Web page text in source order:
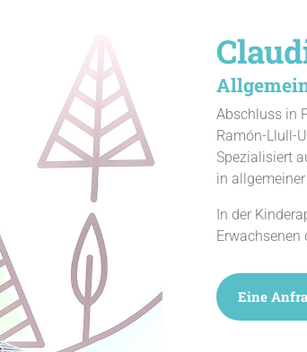
Abschluss in
Ramón-Llull-
Spezialisiert
in
In der
Erwachsenen
Eine